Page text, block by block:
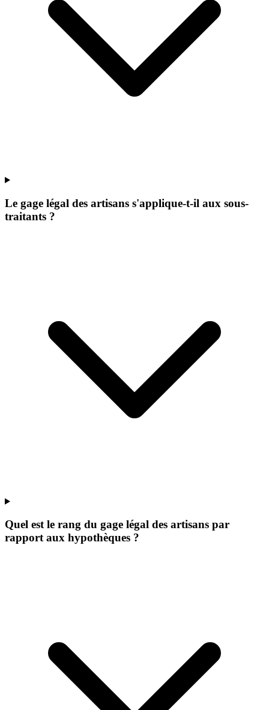
Le gage légal des artisans s'applique-t-il aux sous-
traitants ?
Quel est le rang du gage légal des artisans par
rapport aux hypothèques ?